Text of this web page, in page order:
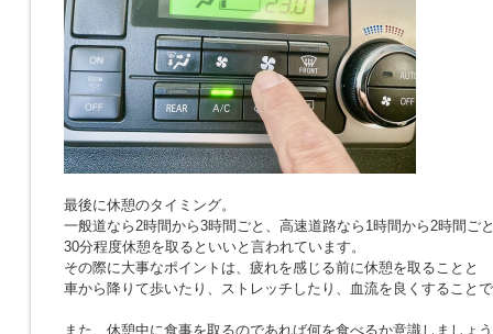
最後に休憩のタイミング。
一般道なら2時間から3時間ごと、高速道路なら1時間から2時間ご
30分程度休憩を取るといいと言われています。
その際に大事なポイントは、疲れを感じる前に休憩を取ることと
車から降りて歩いたり、ストレッチしたり、血流を良くすること
また、休憩中に食事を取るのであれば何を食べるか意識しましょ